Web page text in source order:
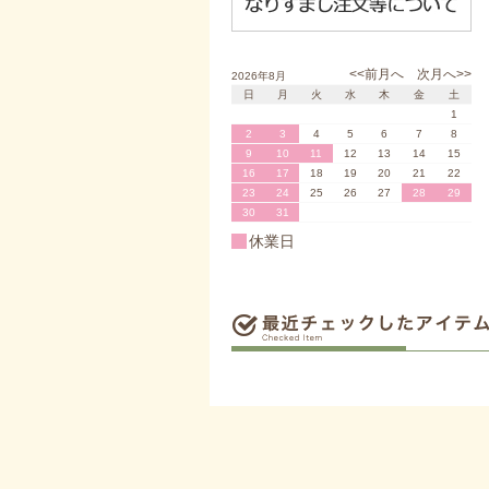
<<前月へ 次月へ>>
2026年8月
日
月 火 水 木 金
土
1
2
3 4 5 6 7
8
9
10 11 12 13 14
15
16
17 18 19 20 21
22
23
24 25 26 27 28
29
30
31
休業日